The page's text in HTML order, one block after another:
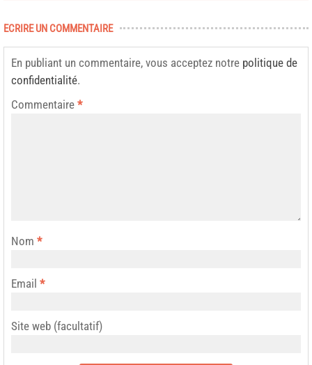
ECRIRE UN COMMENTAIRE
En publiant un commentaire, vous acceptez notre politique de
confidentialité.
Commentaire *
Nom *
Email *
Site web (facultatif)